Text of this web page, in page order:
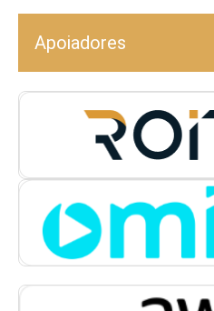
Apoiadores